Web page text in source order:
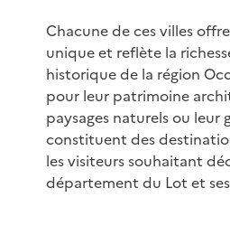
Chacune de ces villes
unique et reflète la
historique de la région
pour leur patrimoine
paysages naturels ou leur
constituent des
les visiteurs souhaitant
département du Lot et